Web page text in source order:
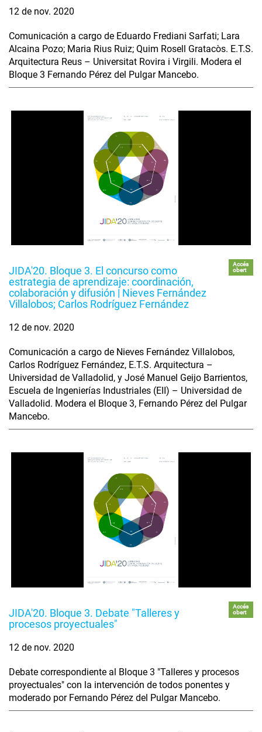
12 de nov. 2020
Comunicación a cargo de Eduardo Frediani Sarfati; Lara
Alcaina Pozo; Maria Rius Ruiz; Quim Rosell Gratacòs. E.T.S.
Arquitectura Reus – Universitat Rovira i Virgili. Modera el
Bloque 3 Fernando Pérez del Pulgar Mancebo.
JIDA'20. Bloque 3. El concurso como
estrategia de aprendizaje: coordinación,
colaboración y difusión | Nieves Fernández
Villalobos; Carlos Rodríguez Fernández
Accés
obert
12 de nov. 2020
Comunicación a cargo de Nieves Fernández Villalobos,
Carlos Rodríguez Fernández, E.T.S. Arquitectura –
Universidad de Valladolid, y José Manuel Geijo Barrientos,
Escuela de Ingenierías Industriales (EII) – Universidad de
Valladolid. Modera el Bloque 3, Fernando Pérez del Pulgar
Mancebo.
JIDA'20. Bloque 3. Debate "Talleres y
procesos proyectuales"
Accés
obert
12 de nov. 2020
Debate correspondiente al Bloque 3 "Talleres y procesos
proyectuales" con la intervención de todos ponentes y
moderado por Fernando Pérez del Pulgar Mancebo.